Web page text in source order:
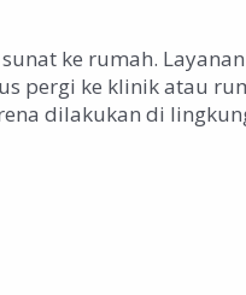
ke rumah.
pergi ke klinik atau
dilakukan di